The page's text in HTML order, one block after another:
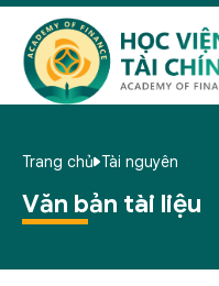
Trang chủ Tài nguyên
Văn bản tài liệu